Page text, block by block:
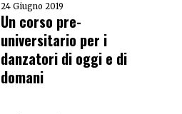
24 Giugno 2019
Un corso pre-
universitario per i
danzatori di oggi e di
domani